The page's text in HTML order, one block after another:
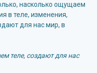
насколько ощущаем
в теле, изменения,
для нас мир, в
теле, создают для нас